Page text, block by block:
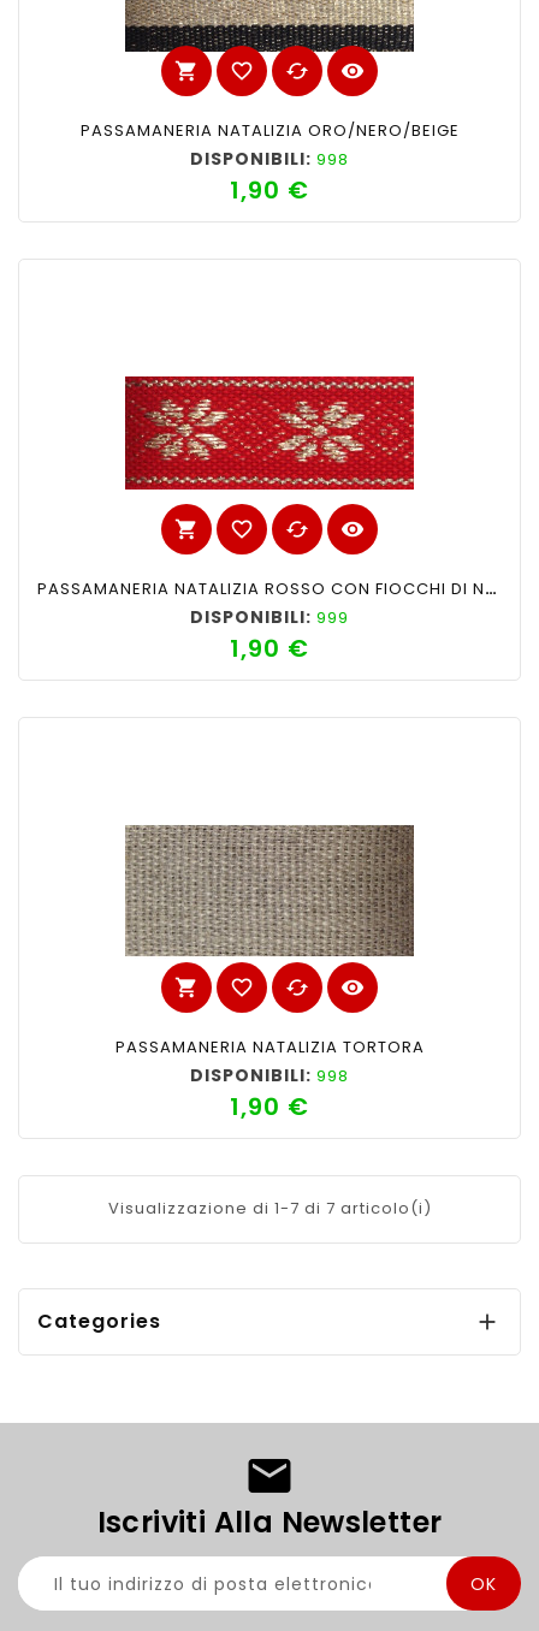
shopping_cart favorite_border cached visibility
PASSAMANERIA NATALIZIA ORO/NERO/BEIGE
DISPONIBILI: 998
1,90 €
shopping_cart favorite_border cached visibility
PASSAMANERIA NATALIZIA ROSSO CON FIOCCHI DI NATALE ORO
DISPONIBILI: 999
1,90 €
shopping_cart favorite_border cached visibility
PASSAMANERIA NATALIZIA TORTORA
DISPONIBILI: 998
1,90 €
Visualizzazione di 1-7 di 7 articolo(i)
Categories 
Iscriviti Alla Newsletter